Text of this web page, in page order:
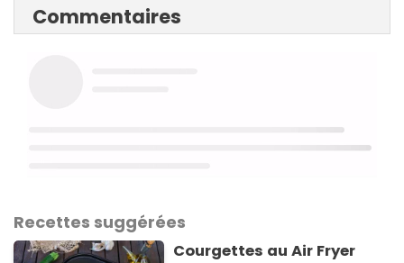
Commentaires
Recettes suggérées
Courgettes au Air Fryer